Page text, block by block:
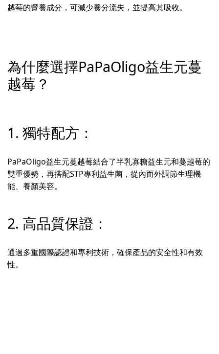
越莓的營養成分，可減少養分流失，並提高其吸收。
為什麼選擇PaPaOligo益生元蔓
越莓？
1. 獨特配方：
PaPaOligo益生元蔓越莓結合了半乳寡糖益生元和蔓越莓的
雙重優勢，再搭配STP專利益生菌，從內而外調節生理機
能、養顏美容。
2. 高品質保證：
通過多重國際認證和專利技術，確保產品的安全性和有效
性。